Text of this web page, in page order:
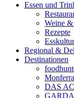
Essen und
Weine
Rezepte
Esskultur
Regional &
Destinationen
DAS